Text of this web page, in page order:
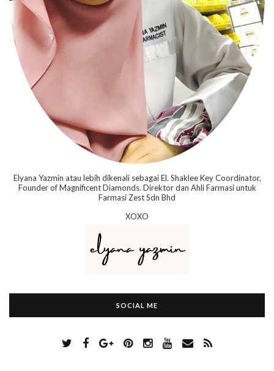
Elyana Yazmin atau lebih dikenali sebagai El. Shaklee Key Coordinator,
Founder of Magnificent Diamonds. Direktor dan Ahli Farmasi untuk
Farmasi Zest Sdn Bhd
XOXO
SOCIAL ME